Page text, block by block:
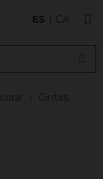
ES CA
Cintas,